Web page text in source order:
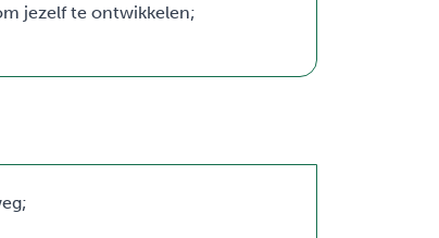
jezelf te ontwikkelen;